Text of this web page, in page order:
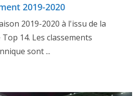
2019-2020
2019-2020 à l'issu de la
14. Les classements
sont ...